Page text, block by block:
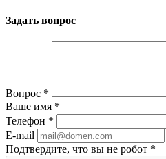
Задать вопрос
Вопрос *
Ваше имя *
Телефон *
E-mail
Подтвердите, что вы не робот *